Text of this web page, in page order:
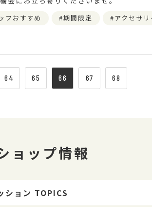
フおすすめ 期間限定 アクセサ
64 65 66 67 68
ョップ情報
ション TOPICS